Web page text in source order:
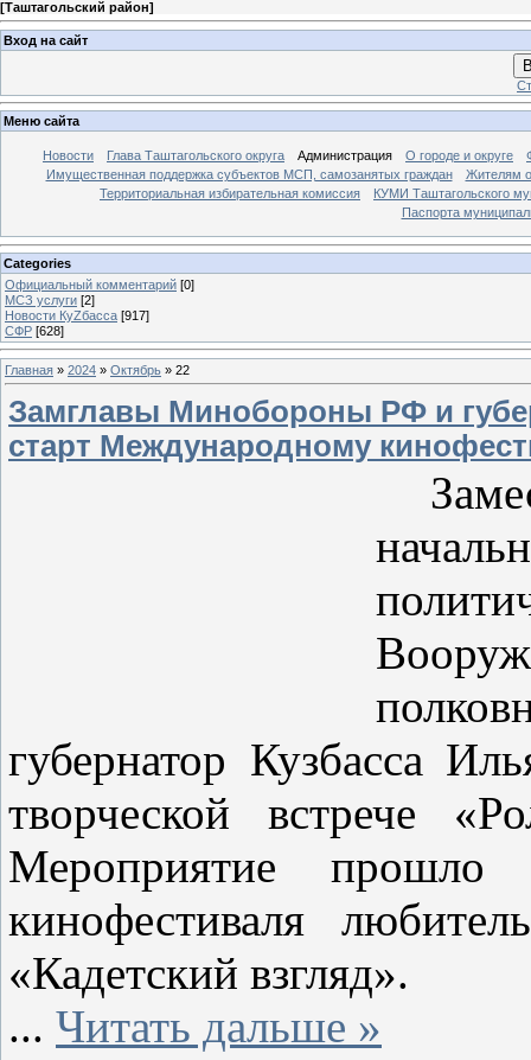
[Таштагольский район]
Вход на сайт
Меню сайта
Новости Глава Таштагольского округа Администрация О городе и округе
Имущественная поддержка субъектов МСП, самозанятых граждан
Жителям
Территориальная избирательная комиссия
КУМИ Таштагольского
Паспорта
Categories
Официальный комментарий [0]
МСЗ услуги [2]
Новости КуZбасса [917]
СФР [628]
Главная » 2024 » Октябрь » 22
Замглавы Минобороны РФ и
старт Международному
губернатор Кузбасса
творческой встрече
Мероприятие
кинофестиваля
«Кадетский взгляд».
... Читать дальше »